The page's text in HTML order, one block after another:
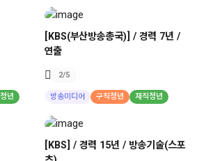
년
[KBS(부산방송총국)] / 경력 7년 /
연출
2/5
방송미디어 구직청년 재직청년
[KBS] / 경력 15년 / 방송기술(스포